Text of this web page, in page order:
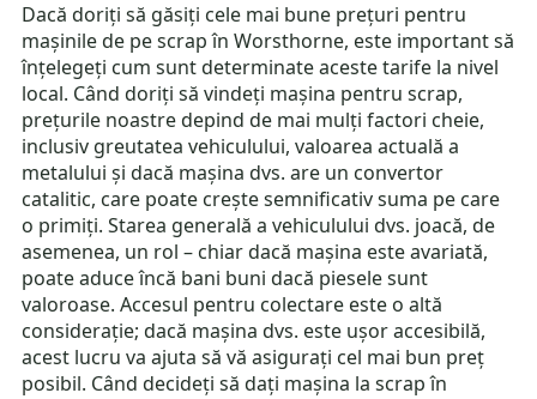
Dacă doriți să găsiți cele mai bune prețuri pentru
mașinile de pe scrap în Worsthorne, este important să
înțelegeți cum sunt determinate aceste tarife la nivel
local. Când doriți să vindeți mașina pentru scrap,
prețurile noastre depind de mai mulți factori cheie,
inclusiv greutatea vehiculului, valoarea actuală a
metalului și dacă mașina dvs. are un convertor
catalitic, care poate crește semnificativ suma pe care
o primiți. Starea generală a vehiculului dvs. joacă, de
asemenea, un rol – chiar dacă mașina este avariată,
poate aduce încă bani buni dacă piesele sunt
valoroase. Accesul pentru colectare este o altă
considerație; dacă mașina dvs. este ușor accesibilă,
acest lucru va ajuta să vă asigurați cel mai bun preț
posibil. Când decideți să dați mașina la scrap în